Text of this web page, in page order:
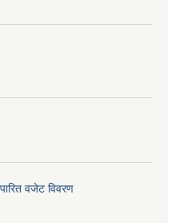
वजेट विवरण